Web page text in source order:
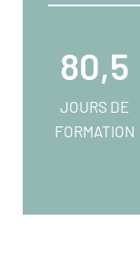
80,5
JOURS DE
FORMATION